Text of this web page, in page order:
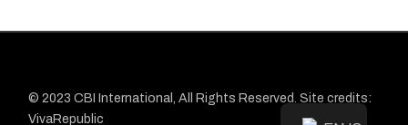
© 2023CBIInternational, All Rights Reserved. Site credits:
VivaRepublic